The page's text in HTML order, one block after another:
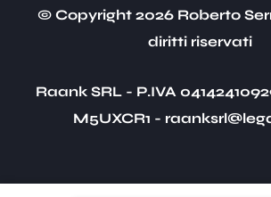
© Copyright 2026 Roberto
diritti riservati
Raank SRL - P.IVA
M5UXCR1 -